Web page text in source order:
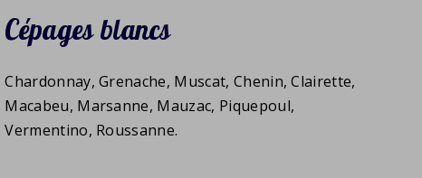
Cépages blancs
Chardonnay, Grenache, Muscat, Chenin, Clairette,
Macabeu, Marsanne, Mauzac, Piquepoul,
Vermentino, Roussanne.